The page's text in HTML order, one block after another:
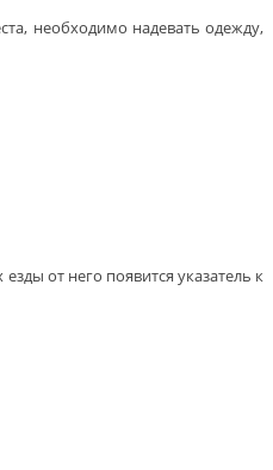
необходимо надевать одежду,
от него появится указатель к